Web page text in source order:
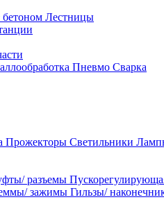
бетоном Лестницы
Пневмо Сварка
Прожекторы Светильники
разъемы
зажимы Гильзы/